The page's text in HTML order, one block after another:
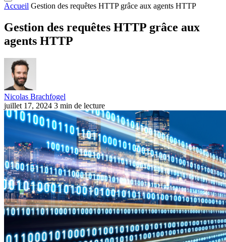
Accueil Gestion des requêtes HTTP grâce aux agents HTTP
Gestion des requêtes HTTP grâce aux
agents HTTP
Nicolas Brachfogel
juillet 17, 2024 3 min de lecture